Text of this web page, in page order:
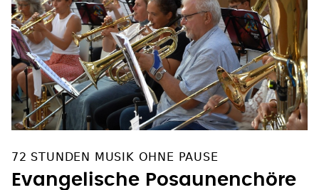
72 STUNDEN MUSIK OHNE PAUSE
Evangelische Posaunenchöre